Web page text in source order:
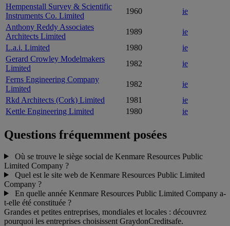
Hempenstall Survey & Scientific
Instruments Co. Limited
1960
ie
Anthony Reddy Associates
Architects Limited
1989
ie
L.a.i. Limited
1980
ie
Gerard Crowley Modelmakers
Limited
1982
ie
Ferns Engineering Company
Limited
1982
ie
Rkd Architects (Cork) Limited
1981
ie
Kettle Engineering Limited
1980 ie
Questions fréquemment posées
Où se trouve le siège social de Kenmare Resources Public
Limited Company ?
Quel est le site web de Kenmare Resources Public Limited
Company ?
En quelle année Kenmare Resources Public Limited Company a-
t-elle été constituée ?
Grandes et petites entreprises, mondiales et locales : découvrez
pourquoi les entreprises choisissent GraydonCreditsafe.